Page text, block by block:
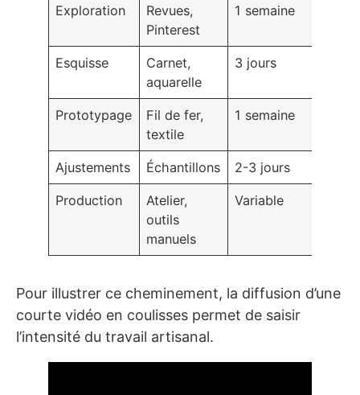
Exploration
Revues,
Pinterest
1 semaine
Esquisse
Carnet,
aquarelle
3 jours
Prototypage
Fil de fer,
textile
1 semaine
Ajustements Échantillons 2-3 jours
Production
Atelier,
outils
manuels
Variable
Pour illustrer ce cheminement, la diffusion d’une
courte vidéo en coulisses permet de saisir
l’intensité du travail artisanal.